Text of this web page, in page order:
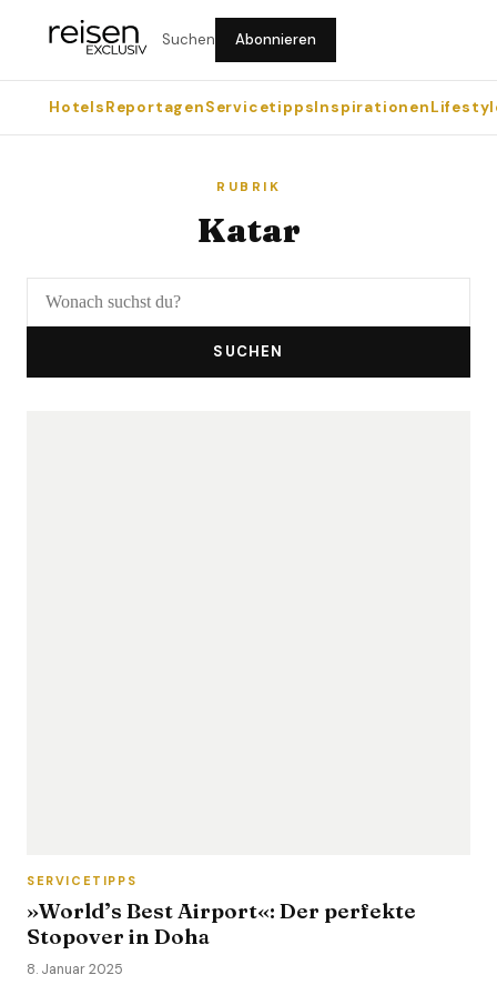
Suchen Abonnieren
HotelsReportagenServicetippsInspirationen
RUBRIK
Katar
SUCHEN
SERVICETIPPS
»World’s Best Airport«: Der perfekte
Stopover in Doha
8. Januar 2025